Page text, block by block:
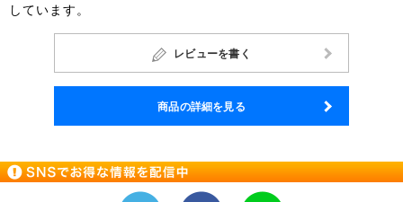
しています。
レビューを書く
商品の詳細を見る